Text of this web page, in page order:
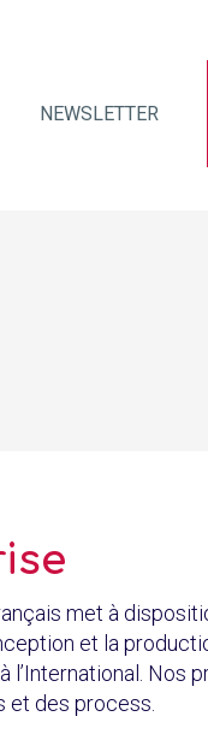
NEWSLETTER
met à
et la
l’International. Nos
et des process.